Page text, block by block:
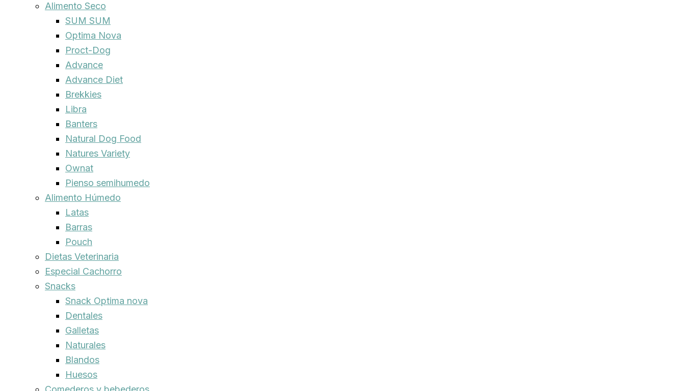
Alimento Seco
SUM SUM
Optima Nova
Proct-Dog
Advance
Advance Diet
Brekkies
Libra
Banters
Natural Dog Food
Natures Variety
Ownat
Pienso semihumedo
Alimento Húmedo
Latas
Barras
Pouch
Dietas Veterinaria
Especial Cachorro
Snacks
Snack Optima nova
Dentales
Galletas
Naturales
Blandos
Huesos